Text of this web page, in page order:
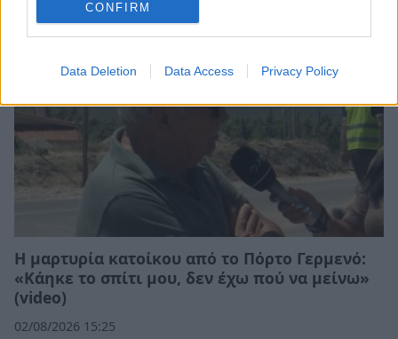
CONFIRM
Data Deletion Data Access Privacy Policy
Η μαρτυρία κατοίκου από το Πόρτο Γερμενό:
«Κάηκε το σπίτι μου, δεν έχω πού να μείνω»
(video)
02/08/2026 15:25